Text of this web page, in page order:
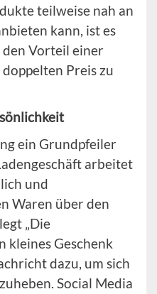
teilweise nah an
kann, ist es
Vorteil einer
Preis zu
ein Grundpfeiler
arbeitet
und
Waren über den
„Die
kleines Geschenk
dazu, um sich
Social Media